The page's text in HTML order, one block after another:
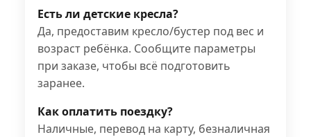
Есть ли детские кресла?
Да, предоставим кресло/бустер под вес и
возраст ребёнка. Сообщите параметры
при заказе, чтобы всё подготовить
заранее.
Как оплатить поездку?
Наличные, перевод на карту, безналичная